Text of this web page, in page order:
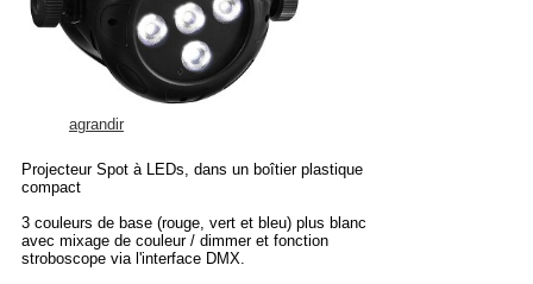
agrandir
Projecteur Spot à LEDs, dans un boîtier plastique
compact
3 couleurs de base (rouge, vert et bleu) plus blanc
avec mixage de couleur / dimmer et fonction
stroboscope via l'interface DMX.